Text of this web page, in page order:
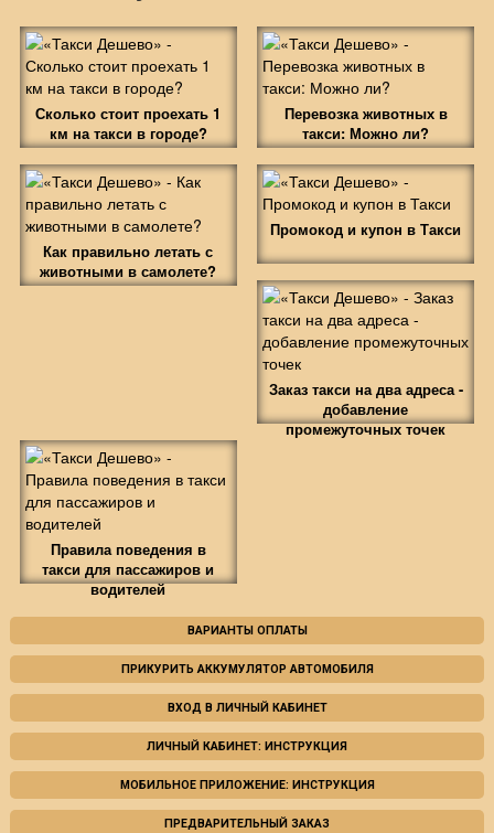
Сколько стоит проехать 1
км на такси в городе?
Перевозка животных в
такси: Можно ли?
Как правильно летать с
животными в самолете?
Промокод и купон в Такси
Заказ такси на два адреса -
добавление
промежуточных точек
Правила поведения в
такси для пассажиров и
водителей
ВАРИАНТЫ ОПЛАТЫ
ПРИКУРИТЬ АККУМУЛЯТОР АВТОМОБИЛЯ
ВХОД В ЛИЧНЫЙ КАБИНЕТ
ЛИЧНЫЙ КАБИНЕТ: ИНСТРУКЦИЯ
МОБИЛЬНОЕ ПРИЛОЖЕНИЕ: ИНСТРУКЦИЯ
ПРЕДВАРИТЕЛЬНЫЙ ЗАКАЗ